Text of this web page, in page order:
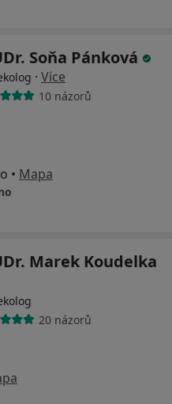
Soňa Pánková
· Více
10 názorů
• Mapa
Marek Koudelka
20 názorů